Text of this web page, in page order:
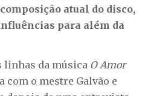
atual do disco,
para além da
linhas da música O Amor
com o mestre Galvão e